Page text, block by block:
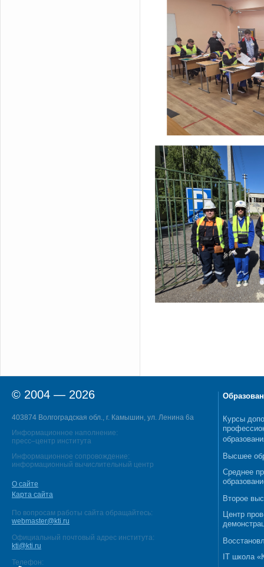
© 2004 — 2026
403874 Волгоградская обл., г. Камышин, ул. Ленина 6а
Информационное наполнение:
пресс–центр института
Информационное сопровождение:
информационный вычислительный центр
О сайте
Карта сайта
По вопросам работы сайта обращайтесь:
webmaster@kti.ru
Официальный почтовый адрес института:
kti@kti.ru
Телефон:
Курсы
Высшее
Среднее
Второе
Центр
IT школа